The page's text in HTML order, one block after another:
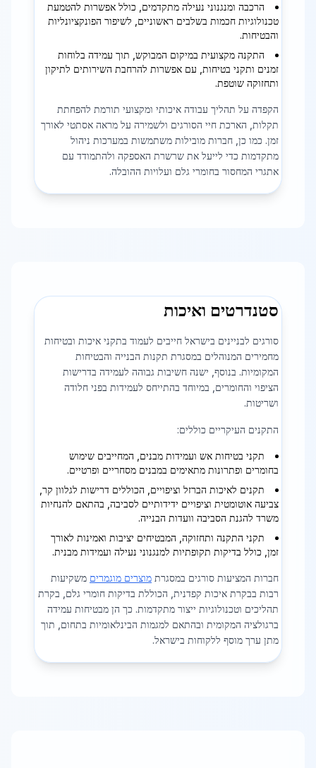
הרכבה ומנגנוני נעילה מתקדמים, כולל אפשרות להטמעת
טכנולוגיות חכמות בשלבים ראשוניים, לשיפור הפונקציונליות
והבטיחות.
התקנה מקצועית במיקום המבוקש, תוך עמידה בלוחות
זמנים ותקני בטיחות, עם אפשרות להרחבת השירותים לתיקון
ותחזוקה שוטפת.
הקפדה על תהליך עבודה איכותי ומקצועי תורמת להפחתת
תקלות, הארכת חיי הסורגים ולשמירה על מראה אסתטי לאורך
זמן. כמו כן, חברות מובילות משתמשות במערכות ניהול
מתקדמות כדי לייעל את שרשרת האספקה ולהתמודד עם
אתגרי המחסור בחומרי גלם ועלויות ההובלה.
סטנדרטים ואיכות
סורגים לבניינים בישראל חייבים לעמוד בתקני איכות ובטיחות
מחמירים המנוהלים במסגרת תקנות הבנייה והבטיחות
המקומיות. בנוסף, ישנה חשיבות גבוהה לעמידה בדרישות
הציפוי והחומרים, במיוחד בהתייחס לעמידות בפני חלודה
ושריטות.
התקנים העיקריים כוללים:
תקני בטיחות אש ועמידות מבנים, המחייבים שימוש
בחומרים ופתרונות מתאימים במבנים מסחריים ופרטיים.
תקנים לאיכות הברזל וציפויים, הכוללים דרישות לגלוון קר,
צביעה אוטומטית וציפויים ידידותיים לסביבה, בהתאם להנחיות
משרד להגנת הסביבה וועדות הבנייה.
תקני התקנה ותחזוקה, המבטיחים יציבות ואמינות לאורך
זמן, כולל בדיקות תקופתיות למנגנוני נעילה ועמידות מבנית.
חברות המציעות סורגים במסגרת מוצרים מוגמרים משקיעות
רבות בבקרת איכות קפדנית, הכוללת בדיקות חומרי גלם, בקרת
תהליכים וטכנולוגיות ייצור מתקדמות. כך הן מבטיחות עמידה
ברגולציה המקומית ובהתאם למגמות הבינלאומיות בתחום, תוך
מתן ערך מוסף ללקוחות בישראל.